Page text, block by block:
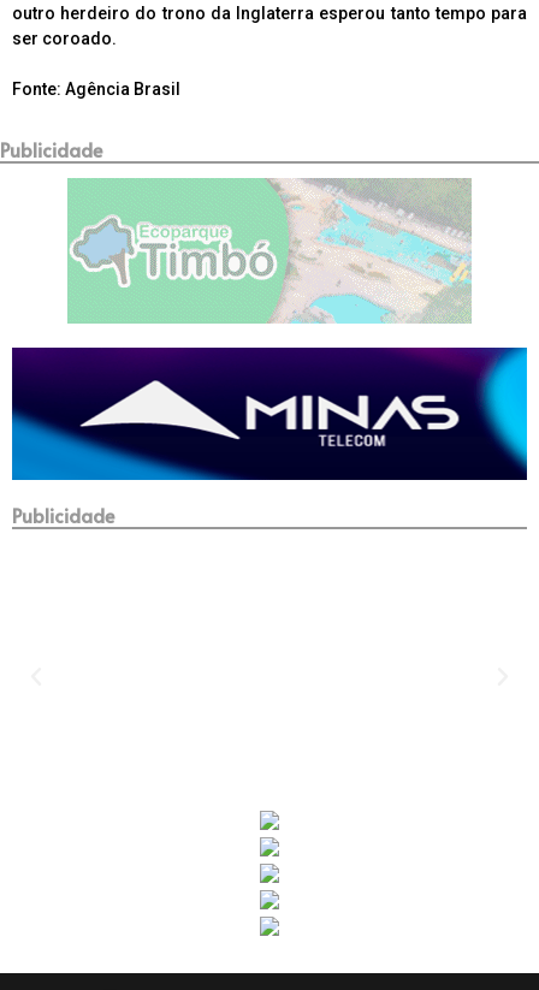
outro herdeiro do trono da Inglaterra esperou tanto tempo para
ser coroado.
Fonte: Agência Brasil
Publicidade
Publicidade